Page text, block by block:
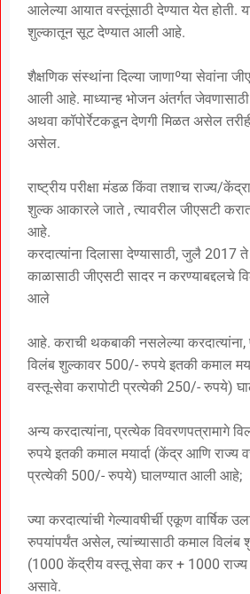
आलेल्या आयात वस्तूंसाठी देण्यात येत होती.
शुल्कातून सूट देण्यात आली आहे.
शैक्षणिक संस्थांना दिल्या जाणाºया सेवांना
आली आहे. माध्यान्ह भोजन अंतर्गत
अथवा कॉपोर्रेटकडून देणगी मिळत असेल
असेल.
राष्ट्रीय परीक्षा मंडळ किंवा तशाच राज्य/
शुल्क आकारले जाते , त्यावरील जीएसटी
आहे.
करदात्यांना दिलासा देण्यासाठी, जुलै 2017
काळासाठी जीएसटी सादर न करण्याबद्दलचे
आले
आहे. कराची थकबाकी नसलेल्या करदात्यांना,
विलंब शुल्कावर 500/- रुपये इतकी कमाल
वस्तू-सेवा करापोटी प्रत्येकी 250/- रुपये)
अन्य करदात्यांना, प्रत्येक विवरणपत्रामागे
रुपये इतकी कमाल मयार्दा (केंद्र आणि राज्य
प्रत्येकी 500/- रुपये) घालण्यात आली आहे;
ज्या करदात्यांची गेल्यावषीर्ची एकूण वार्षिक
रुपयांपर्यंत असेल, त्यांच्यासाठी कमाल
(1000 केंद्रीय वस्तू सेवा कर + 1000 राज्य
असावे.